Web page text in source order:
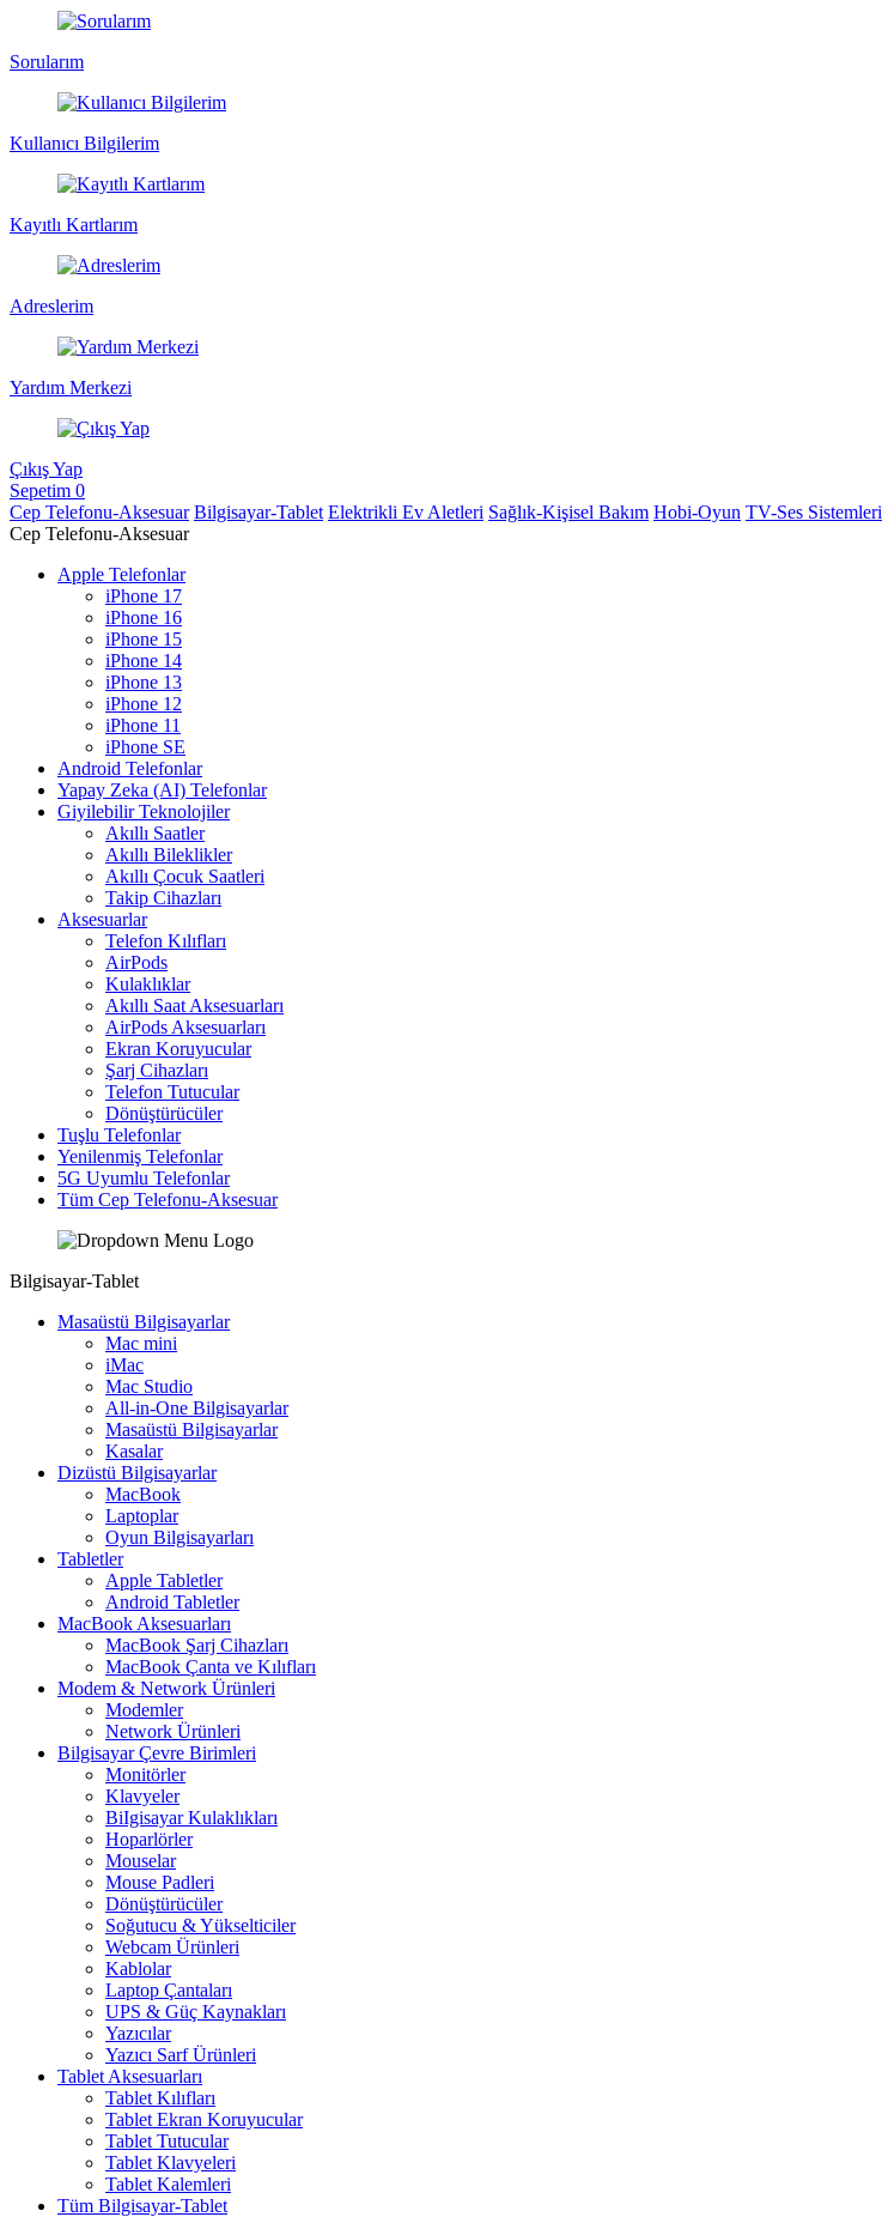
Sorularım
Kullanıcı Bilgilerim
Kayıtlı Kartlarım
Adreslerim
Yardım Merkezi
Çıkış Yap
Sepetim 0
Cep Telefonu-Aksesuar Bilgisayar-Tablet Elektrikli Ev Aletleri Sağlık-Kişisel Bakım Hobi-Oyun TV-Ses Sistemleri
Cep Telefonu-Aksesuar
Apple Telefonlar
iPhone 17
iPhone 16
iPhone 15
iPhone 14
iPhone 13
iPhone 12
iPhone 11
iPhone SE
Android Telefonlar
Yapay Zeka (AI) Telefonlar
Giyilebilir Teknolojiler
Akıllı Saatler
Akıllı Bileklikler
Akıllı Çocuk Saatleri
Takip Cihazları
Aksesuarlar
Telefon Kılıfları
AirPods
Kulaklıklar
Akıllı Saat Aksesuarları
AirPods Aksesuarları
Ekran Koruyucular
Şarj Cihazları
Telefon Tutucular
Dönüştürücüler
Tuşlu Telefonlar
Yenilenmiş Telefonlar
5G Uyumlu Telefonlar
Tüm Cep Telefonu-Aksesuar
Bilgisayar-Tablet
Masaüstü Bilgisayarlar
Mac mini
iMac
Mac Studio
All-in-One Bilgisayarlar
Masaüstü Bilgisayarlar
Kasalar
Dizüstü Bilgisayarlar
MacBook
Laptoplar
Oyun Bilgisayarları
Tabletler
Apple Tabletler
Android Tabletler
MacBook Aksesuarları
MacBook Şarj Cihazları
MacBook Çanta ve Kılıfları
Modem & Network Ürünleri
Modemler
Network Ürünleri
Bilgisayar Çevre Birimleri
Monitörler
Klavyeler
BiIgisayar Kulaklıkları
Hoparlörler
Mouselar
Mouse Padleri
Dönüştürücüler
Soğutucu & Yükselticiler
Webcam Ürünleri
Kablolar
Laptop Çantaları
UPS & Güç Kaynakları
Yazıcılar
Yazıcı Sarf Ürünleri
Tablet Aksesuarları
Tablet Kılıfları
Tablet Ekran Koruyucular
Tablet Tutucular
Tablet Klavyeleri
Tablet Kalemleri
Tüm Bilgisayar-Tablet